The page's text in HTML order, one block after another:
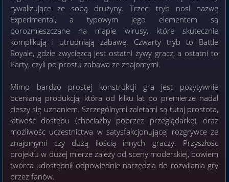
rywalizujące ze sobą drużyny. Trzeci tryb nosi nazwę
Experimental, a typowym jego elementem są
porozmieszczane na mapie wirusy, które skutecznie
komplikują i utrudniają zabawę. Czwarty tryb to Battle
Royale, gdzie zwycięzcą jest ostatni żywy gracz, a ostatni to
Party, czyli po prostu zabawa ze znajomymi.
Mimo bardzo prostej konstrukcji gra jest pozytywnie
ocenianą produkcją, która od kilku lat po premierze nadal
cieszy się uznaniem. Szczególnymi zaletami są tutaj prostota,
łatwość dostępu (chociażby poprzez przeglądarkę), oraz
możliwośc uczestnictwa w satysfakcjonującej rozgrywce ze
znajomymi czy dużą ilością innych graczy. Przyszłośc
projektu w dużej mierze zależy od sceny moderskiej, bowiem
twórca udostępnił odpowiednie narzędzia do rozwijania gry
przez fanów.